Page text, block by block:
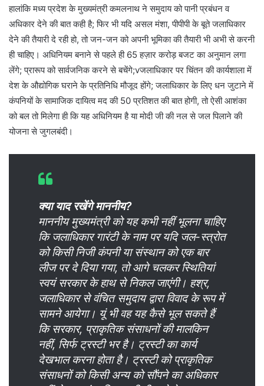
हालांकि मध्य प्रदेश के मुख्यमंत्री कमलनाथ ने समुदाय को पानी प्रबंधन व
अधिकार देने की बात कही है; फिर भी यदि असल मंशा, पीपीपी के बूते जलाधिकार
देने की तैयारी दे रही हो, तो जन-जन को अपनी भूमिका की तैयारी भी अभी से करनी
ही चाहिए। अधिनियम बनाने से पहले ही 65 हज़ार करोड़ बजट का अनुमान लगा
लेंगे; प्रारूप को सार्वजनिक करने से बचेंगे;vजलाधिकार पर चिंतन की कार्यशाला में
देश के औद्योगिक घराने के प्रतिनिधि मौजूद होंगे; जलाधिकार के लिए धन जुटाने में
कंपनियों के सामाजिक दायित्व मद की 50 प्रतिशत की बात होगी, तो ऐसी आशंका
को बल तो मिलेगा ही कि यह अधिनियम है या मोदी जी की नल से जल पिलाने की
योजना से जुगलबंदी।
क्या याद रखेंगे माननीय?
माननीय मुख्यमंत्री को यह कभी नहीं भूलना चाहिए
कि जलाधिकार गारंटी के नाम पर यदि जल-स्त्रोत
को किसी निजी कंपनी या संस्थान को एक बार
लीज पर दे दिया गया, तो आगे चलकर स्थितियां
स्वयं सरकार के हाथ से निकल जाएंगी। हश्र,
जलाधिकार से वंचित समुदाय द्वारा विवाद के रूप में
सामने आयेगा। यूं भी वह यह कैसे भूल सकते हैं
कि सरकार, प्राकृतिक संसाधनों की मालकिन
नहीं, सिर्फ ट्रस्टी भर है। ट्रस्टी का कार्य
देखभाल करना होता है। ट्रस्टी को प्राकृतिक
संसाधनों को किसी अन्य को सौंपने का अधिकार